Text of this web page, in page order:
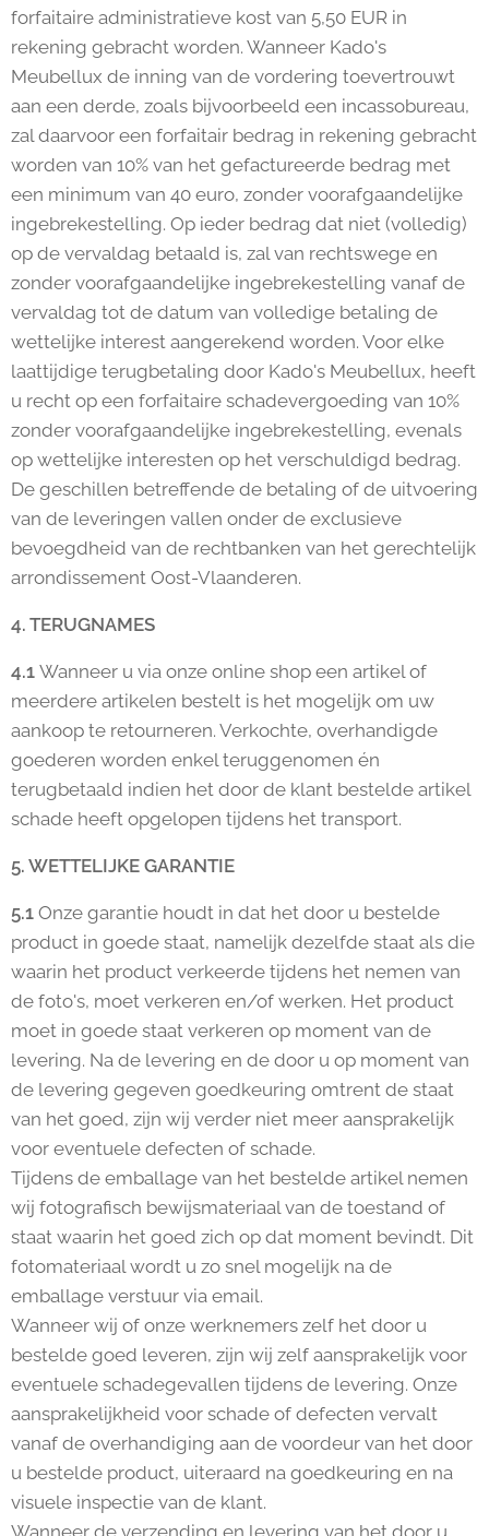
forfaitaire administratieve kost van 5,50 EUR in
rekening gebracht worden. Wanneer Kado's
Meubellux de inning van de vordering toevertrouwt
aan een derde, zoals bijvoorbeeld een incassobureau,
zal daarvoor een forfaitair bedrag in rekening gebracht
worden van 10% van het gefactureerde bedrag met
een minimum van 40 euro, zonder voorafgaandelijke
ingebrekestelling. Op ieder bedrag dat niet (volledig)
op de vervaldag betaald is, zal van rechtswege en
zonder voorafgaandelijke ingebrekestelling vanaf de
vervaldag tot de datum van volledige betaling de
wettelijke interest aangerekend worden. Voor elke
laattijdige terugbetaling door Kado's Meubellux, heeft
u recht op een forfaitaire schadevergoeding van 10%
zonder voorafgaandelijke ingebrekestelling, evenals
op wettelijke interesten op het verschuldigd bedrag.
De geschillen betreffende de betaling of de uitvoering
van de leveringen vallen onder de exclusieve
bevoegdheid van de rechtbanken van het gerechtelijk
arrondissement Oost-Vlaanderen.
4. TERUGNAMES
4.1 Wanneer u via onze online shop een artikel of
meerdere artikelen bestelt is het mogelijk om uw
aankoop te retourneren. Verkochte, overhandigde
goederen worden enkel teruggenomen én
terugbetaald indien het door de klant bestelde artikel
schade heeft opgelopen tijdens het transport.
5. WETTELIJKE GARANTIE
5.1 Onze garantie houdt in dat het door u bestelde
product in goede staat, namelijk dezelfde staat als die
waarin het product verkeerde tijdens het nemen van
de foto's, moet verkeren en/of werken. Het product
moet in goede staat verkeren op moment van de
levering. Na de levering en de door u op moment van
de levering gegeven goedkeuring omtrent de staat
van het goed, zijn wij verder niet meer aansprakelijk
voor eventuele defecten of schade.
Tijdens de emballage van het bestelde artikel nemen
wij fotografisch bewijsmateriaal van de toestand of
staat waarin het goed zich op dat moment bevindt. Dit
fotomateriaal wordt u zo snel mogelijk na de
emballage verstuur via email.
Wanneer wij of onze werknemers zelf het door u
bestelde goed leveren, zijn wij zelf aansprakelijk voor
eventuele schadegevallen tijdens de levering. Onze
aansprakelijkheid voor schade of defecten vervalt
vanaf de overhandiging aan de voordeur van het door
u bestelde product, uiteraard na goedkeuring en na
visuele inspectie van de klant.
Wanneer de verzending en levering van het door u